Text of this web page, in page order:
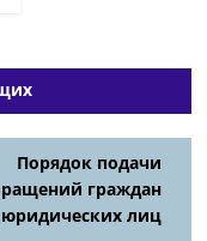
Порядок подачи
граждан
лиц